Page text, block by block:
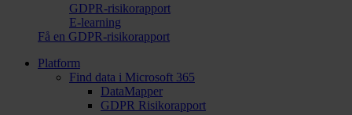
GDPR-risikorapport
E-learning
Få en GDPR-risikorapport
Platform
Find data i Microsoft 365
DataMapper
GDPR Risikorapport